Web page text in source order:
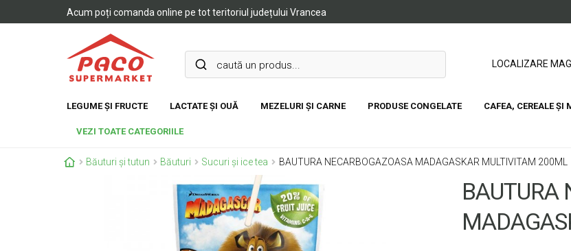
Acum poți comanda online pe tot teritoriul județului Vrancea
LOCALIZARE
LEGUME ȘI FRUCTE LACTATE ȘI OUĂ MEZELURI ȘI CARNE PRODUSE CONGELATE CAFEA, CEREALE ȘI
VEZI TOATE CATEGORIILE
Băuturi și tutun Băuturi Sucuri și ice tea BAUTURA NECARBOGAZOASA MADAGASKAR MULTIVITAM 200ML
Cod produs:
BAUTURA